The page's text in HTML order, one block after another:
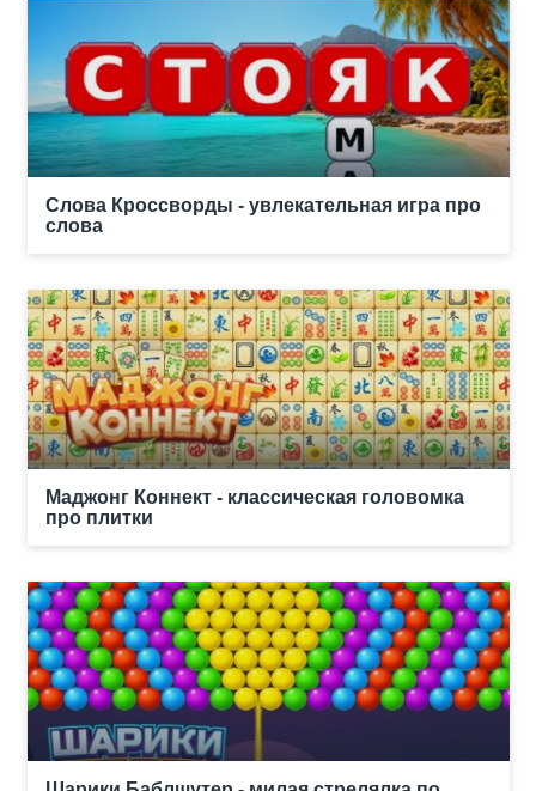
Слова Кроссворды - увлекательная игра про
слова
Маджонг Коннект - классическая головомка
про плитки